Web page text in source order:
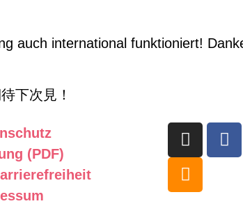
auch international funktioniert!
下次見！
(PDF)